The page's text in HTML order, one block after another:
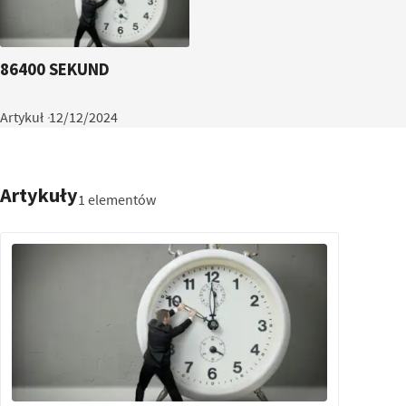
86400 SEKUND
Artykuł 12/12/2024
Artykuły1 elementów